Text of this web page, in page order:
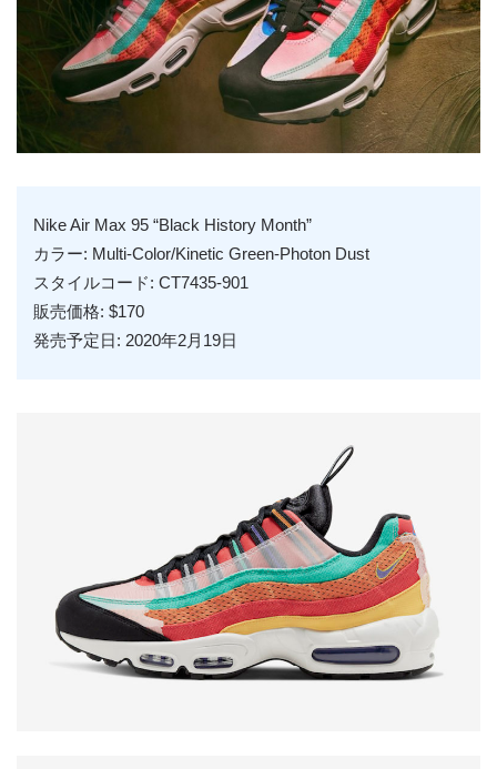
Nike Air Max 95 “Black History Month”
カラー: Multi-Color/Kinetic Green-Photon Dust
スタイルコード: CT7435-901
販売価格: $170
発売予定日: 2020年2月19日